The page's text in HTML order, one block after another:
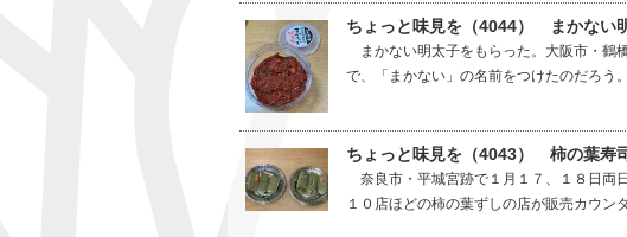
ちょっと味見を（4044） まかない
まかない明太子をもらった。大阪市・鶴
で、「まかない」の名前をつけたのだろう
ちょっと味見を（4043） 柿の葉寿
奈良市・平城宮跡で１月１７、１８日両
１０店ほどの柿の葉ずしの店が販売カウン